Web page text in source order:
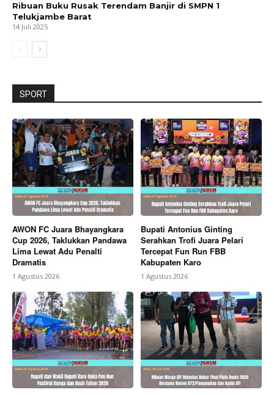
Ribuan Buku Rusak Terendam Banjir di SMPN 1
Telukjambe Barat
14 Juli 2025
SPORT
AWON FC Juara Bhayangkara
Cup 2026, Taklukkan Pandawa
Lima Lewat Adu Penalti
Dramatis
1 Agustus 2026
Bupati Antonius Ginting
Serahkan Trofi Juara Pelari
Tercepat Fun Run FBB
Kabupaten Karo
1 Agustus 2026